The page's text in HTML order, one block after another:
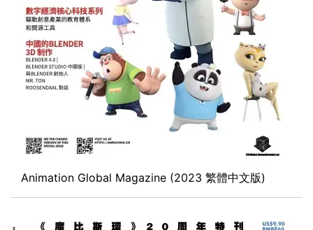
Animation Global Magazine (2023 繁體中文版)